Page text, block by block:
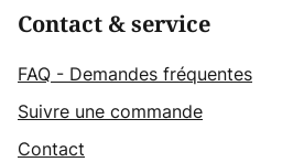
Contact & service
FAQ - Demandes fréquentes
Suivre une commande
Contact